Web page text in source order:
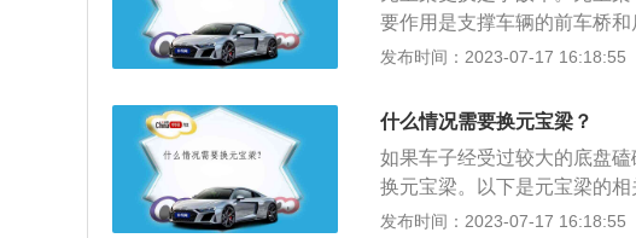
定位参数没做好。元宝梁是
器、摆臂、稳定杆等等一些
影响行驶等等。3、钣金没做
更换元宝梁的事故都不会是
好，不单单影响元宝梁的安
要作用是支撑车辆的前车桥
行驶稳定性造成一定的影响
囊被弹出，机动车辆出现了
（1）问检测中心：主流车型
会有记录。（2）查保险：据
共享。（3）看内饰：比起外
猫腻车们的表面功夫，肯定
发布时间：2023-07-17 16:18:55
什么情况需要换元宝梁？
如果车子经受过较大的底盘
换元宝梁。以下是元宝梁的
架的俗称，副车架才是专业
发布时间：2023-07-17 16:18:55